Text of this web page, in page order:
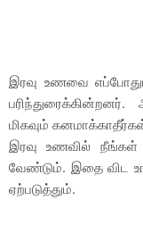
இரவு உணவை
மிகவும்
இரவு உணவில்
வேண்டும். இதை விட
ஏற்படுத்தும்.